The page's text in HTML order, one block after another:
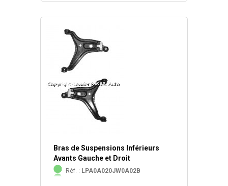
Bras de Suspensions Inférieurs
Avants Gauche et Droit
Réf. : LPA0A020JW0A02B